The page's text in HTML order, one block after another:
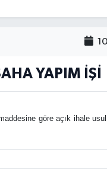
YAPIM İŞİ
göre açık ihale